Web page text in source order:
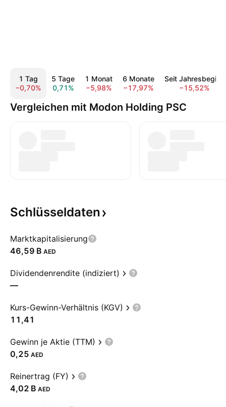
1 Tag
−0,70%
5 Tage
0,71%
1 Monat
−5,98%
6 Monate
−17,97%
Seit Jahresbeginn
−15,52%
Vergleichen mit Modon Holding PSC
Schlüsseldaten
Marktkapitalisierung
‪46,59 B‬ AED
Dividendenrendite (indiziert)
—
Kurs-Gewinn-Verhältnis (KGV)
11,41
Gewinn je Aktie (TTM)
0,25 AED
Reinertrag (FY)
‪4,02 B‬ AED